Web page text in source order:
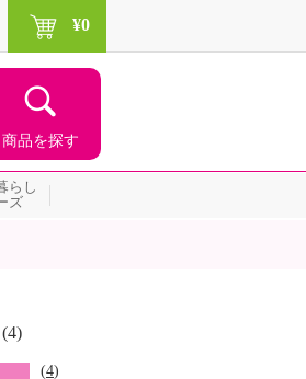
商品を探す
¥0
らし
ズ
(4)
(4)